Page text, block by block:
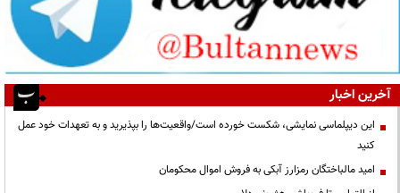
آخرین اخبار
این دیپلماسی نمایشی، شکست خورده است/واقعیت‌ها را بپذیرید و به تعهدات خود عمل
کنید
امید مالباختگان رمزارز آبکی به فروش اموال محکومان